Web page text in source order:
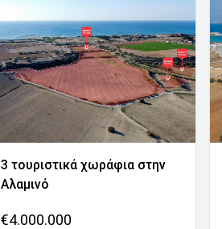
3 τουριστικά χωράφια στην
Αλαμινό
€4.000.000